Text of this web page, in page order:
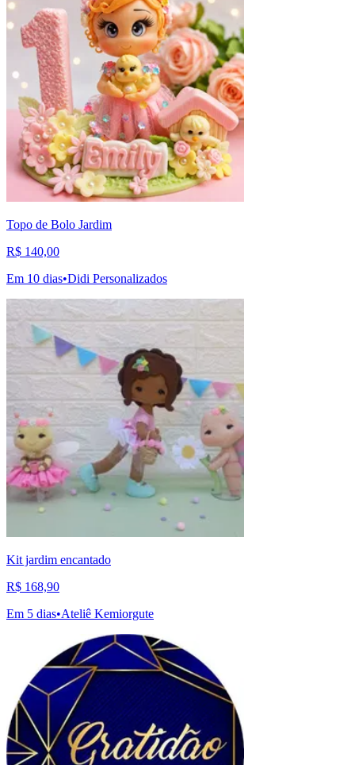
Topo de Bolo Jardim
R$ 140,00
Em 10 dias•Didi Personalizados
Kit jardim encantado
R$ 168,90
Em 5 dias•Ateliê Kemiorgute